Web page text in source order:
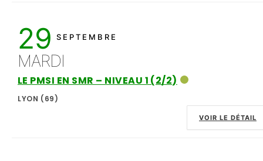
29 SEPTEMBRE
MARDI
LE PMSI EN SMR – NIVEAU 1 (2/2)
LYON (69)
VOIR LE DÉTAIL